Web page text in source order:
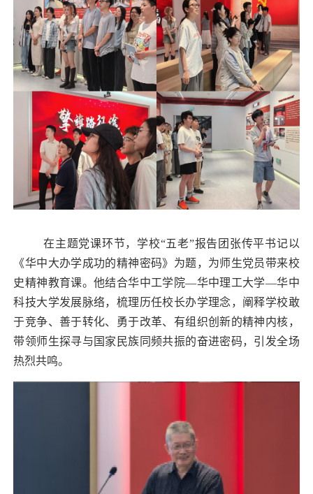
在主题党课环节，学校“五老”报告团张传平书记以
《华中大办学成功的精神密码》为题，为师生党员带来校
史精神教育课。他结合华中工学院—华中理工大学—华中
科技大学发展脉络，梳理历任校长办学理念，阐释学校敢
于竞争、善于转化、勇于改革、有组织创新的精神内核，
带领师生探寻与国家民族同频共振的奋进密码，引发全场
热烈共鸣。